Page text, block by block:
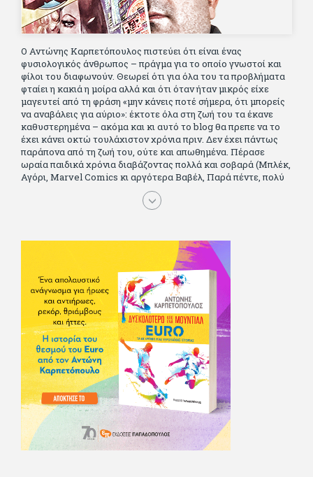
Ο Αντώνης Καρπετόπουλος πιστεύει ότι είναι ένας
φυσιολογικός άνθρωπος – πράγμα για το οποίο γνωστοί και
φίλοι του διαφωνούν. Θεωρεί ότι για όλα του τα προβλήματα
φταίει η κακιά η μοίρα αλλά και ότι όταν ήταν μικρός είχε
μαγευτεί από τη φράση «μην κάνεις ποτέ σήμερα, ότι μπορείς
να αναβάλεις για αύριο»: έκτοτε όλα στη ζωή του τα έκανε
καθυστερημένα – ακόμα και κι αυτό το blog θα πρεπε να το
έχει κάνει οκτώ τουλάχιστον χρόνια πριν. Δεν έχει πάντως
παράπονα από τη ζωή του, ούτε και απωθημένα. Πέρασε
ωραία παιδικά χρόνια διαβάζοντας πολλά και σοβαρά (Μπλέκ,
Αγόρι, Μarvel Comics κι αργότερα Βαβέλ, Παρά πέντε, πολύ
Αλέξανδρο Δουμά και αρκετό Ιούλιο Βέρν πριν τον κερδίσουν
τα αστυνομικά), απέκτησε τους σωστούς φίλους κυρίως γιατί
ταινίες κι έγραφε και στο περιοδικό Σινεμά, είχε κάποιες
αισθηματικές περιπέτειες που σκόρπισαν γέλιο στους φίλους
του - αν όχι και στον ίδιο. Πήγε στρατό κανονικά στα σύνορα
και διατήρησε μια καλή σχέση με την οικογένεια του, την
οποία αισθάνεται πως διάφορες φορές έφερε σε δύσκολη
θέση. Κείμενο με την υπογραφή του πρωτοδημοσιεύτηκε στο
Φίλαθλο το 1992. Επέστρεψε οριστικά στην Ελλάδα το 1998,
δούλεψε για πολλούς (αφού δυσκολεύεται να πει όχι), και
κάποιοι, αν όχι και όλοι, τον πλήρωσαν κι έμειναν και
ευχαριστημένοι από τη συνεργασία. Σήμερα πλέον εργάζεται
στον Sport Fm (όπου έχει κλείσει εικοσαετία) και στη
Sportday. Επαίρεται ότι λίγοι έχουν δει περισσότερο
ποδόσφαιρο από τον ίδιο και θεωρεί τον εαυτό του τυχερό
γιατί είναι μέλος της γενιάς που απόλαυσε τους μεγαλύτερους
σε όλα τα σπορ. Δεν είναι παντρεμένος, αλλά θαυμάζει όσους
βρίσκουν το κουράγιο να το κάνουν. Αντίθετα από πολλούς
φίλους του δεν πληρώνει διατροφές. Ελπίζει ότι δεν έχει
παιδιά. Απειλεί ότι θα γράφει όσο υπάρχουν άνθρωποι που